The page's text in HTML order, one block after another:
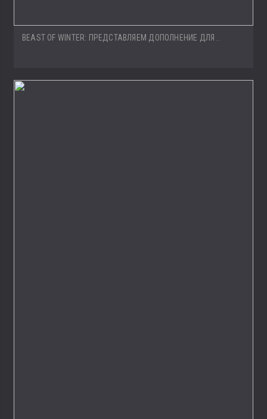
BEAST OF WINTER: ПРЕДСТАВЛЯЕМ ДОПОЛНЕНИЕ ДЛЯ ..